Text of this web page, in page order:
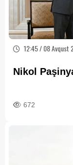
12:45 / 08 Avqust
Nikol
672